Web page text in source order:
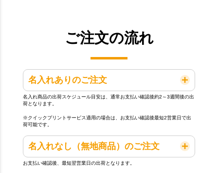
ご注文の流れ
名入れありのご注文
名入れ商品の出荷スケジュール目安は、通常お支払い確認後約2～3週間後の出
荷となります。
※クイックプリントサービス適用の場合は、お支払い確認後最短2営業日で出
荷可能です。
名入れなし（無地商品）のご注文
お支払い確認後、最短翌営業日の出荷となります。